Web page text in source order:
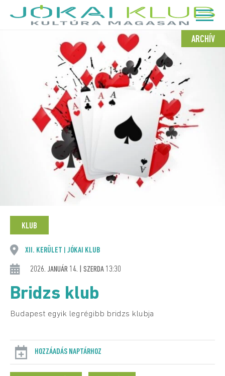
ARCHÍV
KLUB
XII. KERÜLET JÓKAI KLUB
2026. JANUÁR 14. | SZERDA 13:30
Bridzs klub
Budapest egyik legrégibb bridzs klubja
HOZZÁADÁS NAPTÁRHOZ